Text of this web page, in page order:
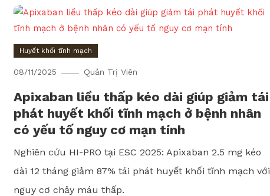
Huyết khối tĩnh mạch
08/11/2025 Quản Trị Viên
Apixaban liều thấp kéo dài giúp giảm tái
phát huyết khối tĩnh mạch ở bệnh nhân
có yếu tố nguy cơ mạn tính
Nghiên cứu HI-PRO tại ESC 2025: Apixaban 2.5 mg kéo
dài 12 tháng giảm 87% tái phát huyết khối tĩnh mạch với
nguy cơ chảy máu thấp.